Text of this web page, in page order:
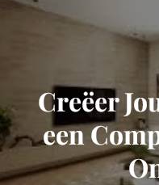
Creëer
een